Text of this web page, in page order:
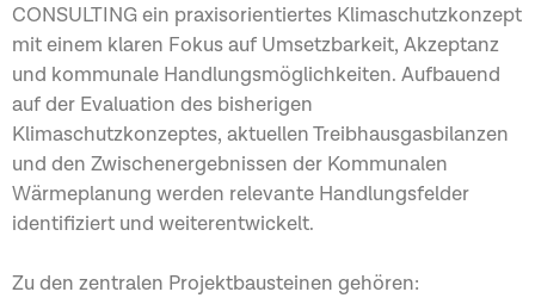
CONSULTING ein praxisorientiertes Klimaschutzkonzept
mit einem klaren Fokus auf Umsetzbarkeit, Akzeptanz
und kommunale Handlungsmöglichkeiten. Aufbauend
auf der Evaluation des bisherigen
Klimaschutzkonzeptes, aktuellen Treibhausgasbilanzen
und den Zwischenergebnissen der Kommunalen
Wärmeplanung werden relevante Handlungsfelder
identifiziert und weiterentwickelt.
Zu den zentralen Projektbausteinen gehören: